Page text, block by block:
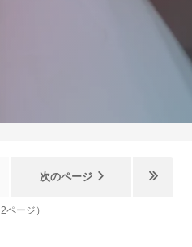
次のページ
2ページ）